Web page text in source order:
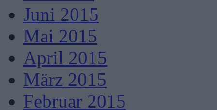
Juni 2015
Mai 2015
April 2015
März 2015
Februar 2015